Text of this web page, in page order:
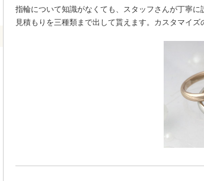
指輪について知識がなくても、スタッフさんが丁寧
見積もりを三種類まで出して貰えます。カスタマイ